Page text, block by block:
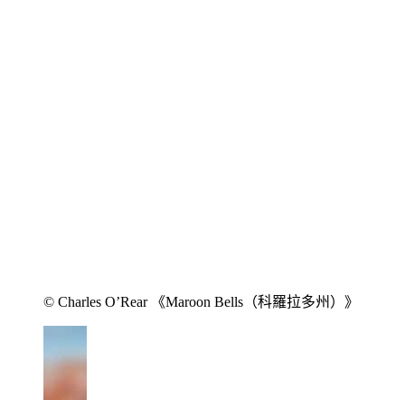
© Charles O’Rear 《Maroon Bells（科羅拉多州）》